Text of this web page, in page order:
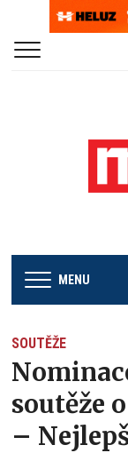
MENU
SOUTĚŽE
soutěže
–